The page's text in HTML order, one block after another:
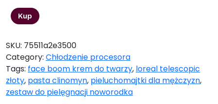
Kup
SKU: 75511a2e3500
Category: Chłodzenie procesora
Tags: face boom krem do twarzy, loreal telescopic
złoty, pasta clinomyn, pieluchomajtki dla mężczyzn,
zestaw do pielęgnacji noworodka